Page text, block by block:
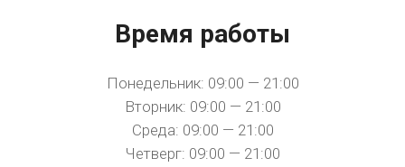
Время работы
Понедельник: 09:00 — 21:00
Вторник: 09:00 — 21:00
Среда: 09:00 — 21:00
Четверг: 09:00 — 21:00